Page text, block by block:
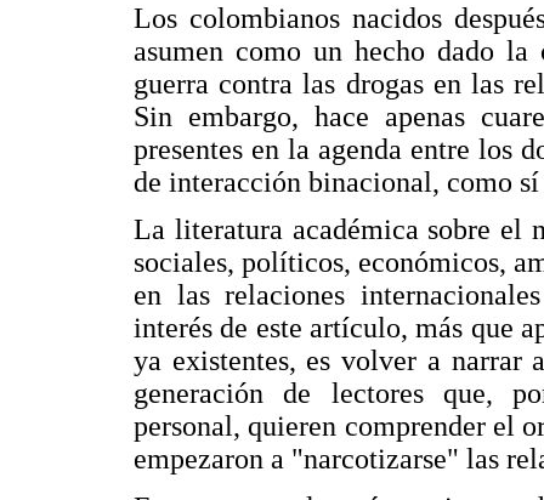
Los colombianos nacidos
asumen como un hecho dado
guerra contra las drogas en las
Sin embargo, hace apenas
presentes en la agenda entre los
de interacción binacional, como sí
La literatura académica sobre el
sociales, políticos, económicos,
en las relaciones
interés de este artículo, más que
ya existentes, es volver a narrar
generación de lectores que,
personal, quieren comprender el
empezaron a "narcotizarse" las